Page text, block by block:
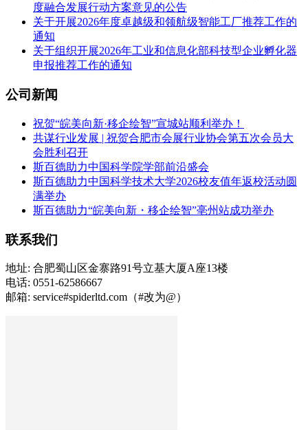
度融合发展行动方案意见的公告
关于开展2026年度卓越级和领航级智能工厂推荐工作的
通知
关于组织开展2026年工业和信息化部科技型企业孵化器
申报推荐工作的通知
公司新闻
祝贺“皖美向新·移企绘智”宣城站顺利举办！
共谋行业发展 | 祝贺合肥市会展行业协会第五次会员大
会胜利召开
斯百德助力中国科学院学部前沿盛会
斯百德助力中国科学技术大学2026校友值年返校活动圆
满举办
斯百德助力“皖美向新・移企绘智”亳州站成功举办
联系我们
地址: 合肥蜀山区金寨路91号立基大厦A座13楼
电话: 0551-62586667
邮箱: service#spiderltd.com（#改为@）